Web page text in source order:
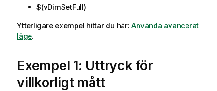
$(vDimSetFull)
Ytterligare exempel hittar du här:Använda avancerat
läge.
Exempel 1: Uttryck för
villkorligt mått